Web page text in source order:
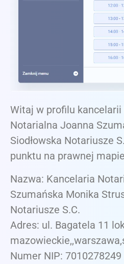
Witaj w profilu kancelarii
Notarialna Joanna
Siodłowska Notariusze
punktu na prawnej
Nazwa: Kancelaria
Szumańska Monika
Notariusze S.C.
Adres: ul. Bagatela 11
Numer NIP: 7010278249